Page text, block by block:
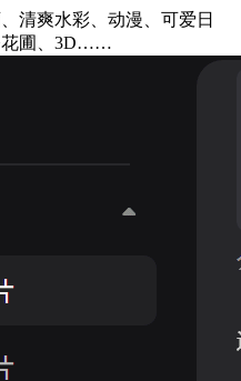
爽水彩、动漫、可爱日
花圃、3D……